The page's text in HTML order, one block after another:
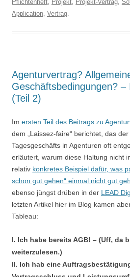
Pflichtenheft, Projekt, Projekt-Vertrag,
Application, Vertrag.
Agenturvertrag?
Geschäftsbedingungen?
(Teil 2)
Im ersten Teil des Beitrags zu
dem „Laissez-faire“ berichtet, das
Tagesgeschäfts in Agenturen oft
erläutert, warum diese Haltung nicht
relativ konkretes Beispiel dafür, was
schon gut gehen“ einmal nicht gut
ebenso jüngst drüben in der LEAD
letzten Artikel hier im Blog kamen
Tableau:
I. Ich habe bereits AGB! – (Uff, da
weiterzulesen.)
II. Ich hab eine